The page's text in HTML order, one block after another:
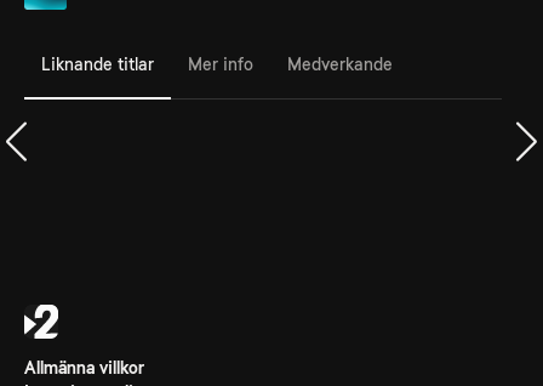
Liknande titlar Mer info Medverkande
Allmänna villkor